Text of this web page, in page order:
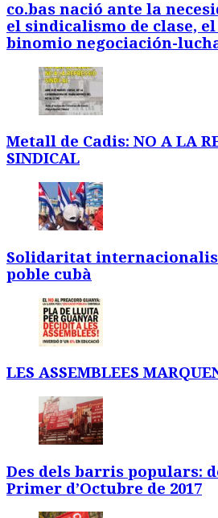
co.bas nació ante la
el sindicalismo de clase,
binomio negociación-
Metall de Cadis: NO A LA
SINDICAL
Solidaritat
poble cubà
LES ASSEMBLEES
Des dels barris populars:
Primer d’Octubre de 2017